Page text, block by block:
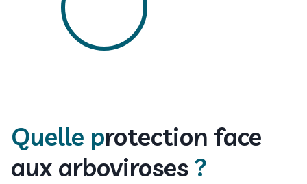
Quelle protection face
aux arboviroses ?